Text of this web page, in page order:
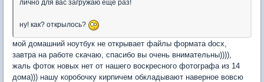
лично для вас загружаю ещё раз!
ну! как? открылось?
мой домашний ноутбук не открывает файлы формата docx,
завтра на работе скачаю, спасибо вы очень внимательны)))),
жаль фоток новых нет от нашего воскресного фотографа из 14
дома))) нашу коробочку кирпичем обкладывают наверное вовсю